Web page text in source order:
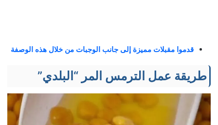
قدموا مقبلات مميزة إلى جانب الوجبات من خلال هذه الوصفة
طريقة عمل الترمس المر “البلدي”